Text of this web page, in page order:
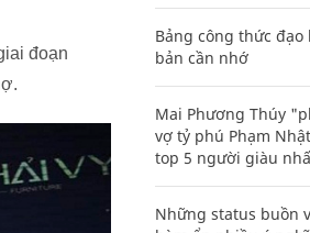
đoạn
Bảng công thức
bản cần nhớ
Mai Phương Thúy
vợ tỷ phú Phạm
top 5 người giàu
Những status buồn